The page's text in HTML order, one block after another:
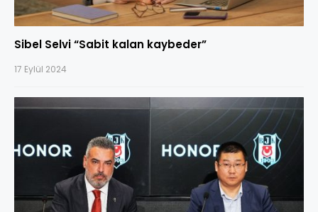
Sibel Selvi “Sabit kalan kaybeder”
17 Eylül 2024